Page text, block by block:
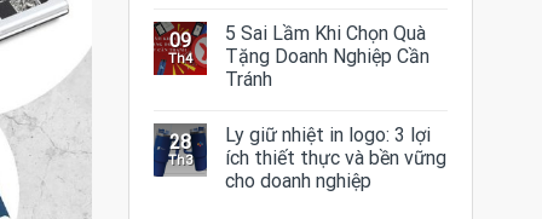
09
Th4
5 Sai Lầm Khi Chọn Quà
Tặng Doanh Nghiệp Cần
Tránh
28
Th3
Ly giữ nhiệt in logo: 3 lợi
ích thiết thực và bền vững
cho doanh nghiệp